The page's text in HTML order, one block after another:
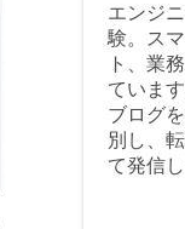
エンジ
験。ス
ト、業
ていま
ブログ
別し、
て発信し